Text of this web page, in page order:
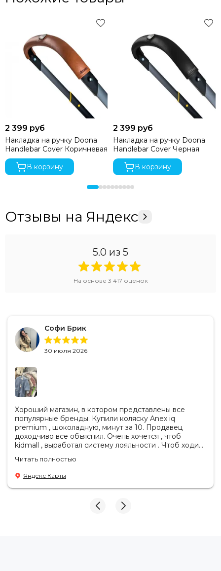
2 399 руб
Накладка на ручку Doona
Handlebar Cover Коричневая
В корзину
2 399 руб
Накладка на ручку Doona
Handlebar Cover Черная
В корзину
Отзывы на Яндекс
5.0 из 5
На основе 3 417 оценок
Софи Брик
30 июля 2026
Хороший магазин, в котором представлены все
популярные бренды. Купили коляску Anex iq
premium , шоколадную, минут за 10. Продавец
доходчиво все объяснил. Очень хочется , чтоб
kidmall , выработал систему лояльности . Чтоб ходить
Читать полностью
Яндекс Карты